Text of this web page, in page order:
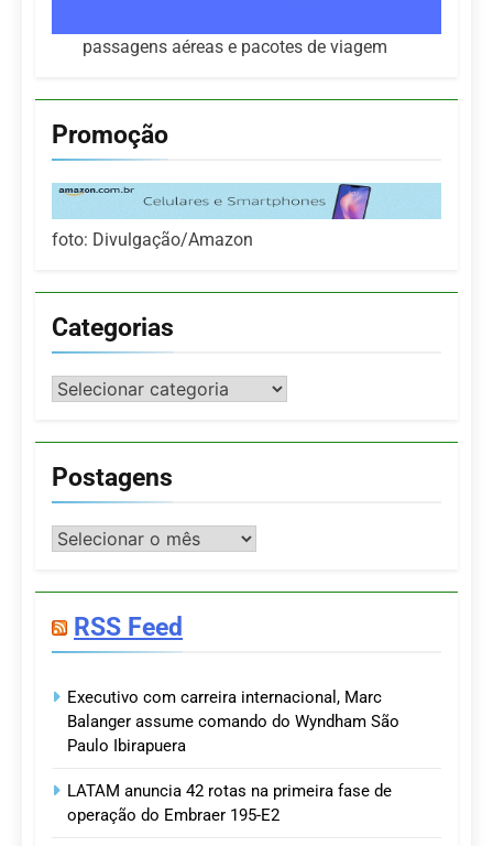
passagens aéreas e pacotes de viagem
Promoção
foto: Divulgação/Amazon
Categorias
Categorias
Postagens
Postagens
RSS Feed
Executivo com carreira internacional, Marc
Balanger assume comando do Wyndham São
Paulo Ibirapuera
LATAM anuncia 42 rotas na primeira fase de
operação do Embraer 195-E2